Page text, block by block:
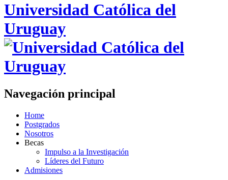
Universidad Católica del
Uruguay
Navegación principal
Home
Postgrados
Nosotros
Becas
Impulso a la Investigación
Líderes del Futuro
Admisiones